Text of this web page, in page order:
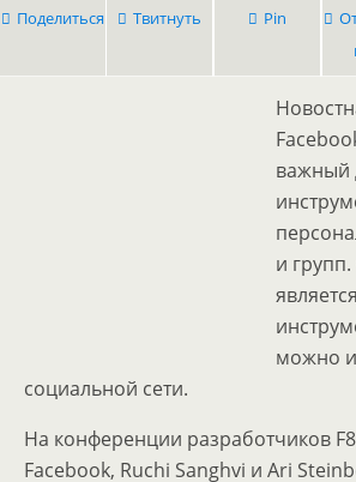
Поделиться Твитнуть Pin
важный
и
можно
социальной сети.
На конференции разработчиков
Facebook, Ruchi Sanghvi и Ari